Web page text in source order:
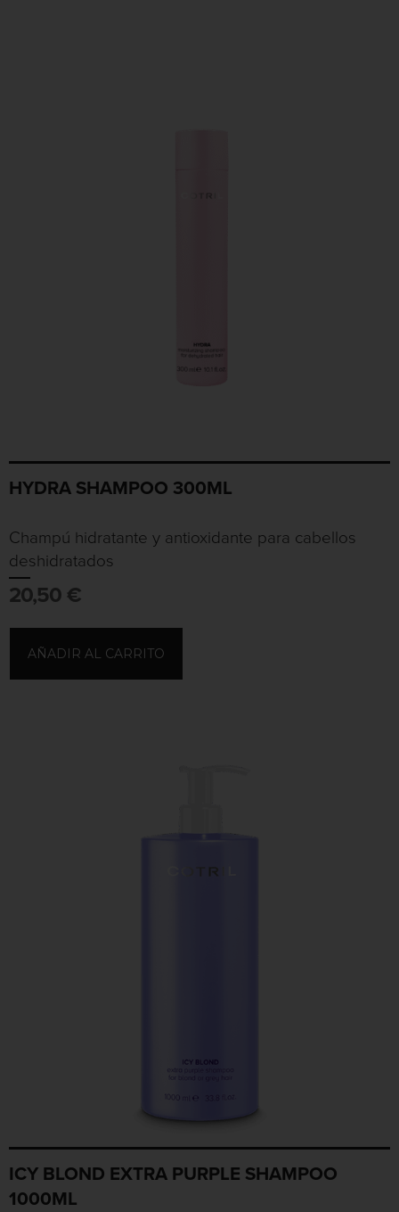
HYDRA SHAMPOO 300ML
Champú hidratante y antioxidante para cabellos
deshidratados
20,50 €
AÑADIR AL CARRITO
ICY BLOND EXTRA PURPLE SHAMPOO
1000ML